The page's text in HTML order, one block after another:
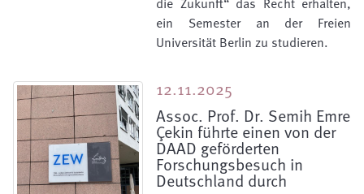
ein Semester an der Freien
Universität Berlin zu studieren.
12.11.2025
Assoc. Prof. Dr. Semih Emre
Çekin führte einen von der
DAAD geförderten
Forschungsbesuch in
Deutschland durch